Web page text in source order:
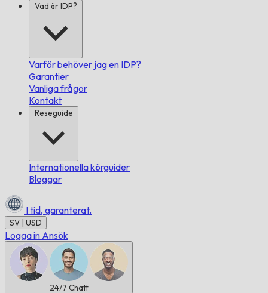
Vad är IDP?
Varför behöver jag en IDP?
Garantier
Vanliga frågor
Kontakt
Reseguide
Internationella körguider
Bloggar
I tid, garanterat.
SV | USD
Logga in Ansök
24/7 Chatt